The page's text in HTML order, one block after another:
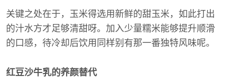
关键之处在于，玉米得选用新鲜的甜玉米，如此打出
的汁水方才足够清甜呀。加入少量糯米能够提升顺滑
的口感，待冷却后饮用同样别有那一番独特风味呢。
红豆沙牛乳的养颜替代